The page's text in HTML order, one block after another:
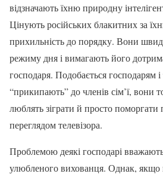
відзначають їхню природну
Цінують російських блакитних за
прихильність до порядку. Вони
режиму дня і вимагають його
господаря. Подобається господарям
“прикипають” до членів сім’ї, вони
люблять зіграти й просто поморгати
переглядом телевізора.
Проблемою деякі господарі
улюбленого вихованця. Однак, якщо